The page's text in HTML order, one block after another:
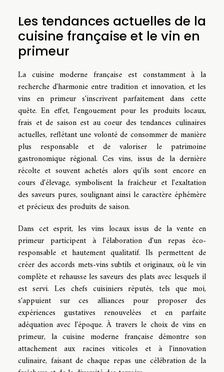
Les tendances actuelles de la
cuisine française et le vin en
primeur
La cuisine moderne française est constamment à la
recherche d'harmonie entre tradition et innovation, et les
vins en primeur s'inscrivent parfaitement dans cette
quête. En effet, l'engouement pour les produits locaux,
frais et de saison est au coeur des tendances culinaires
actuelles, reflétant une volonté de consommer de manière
plus responsable et de valoriser le patrimoine
gastronomique régional. Ces vins, issus de la dernière
récolte et souvent achetés alors qu'ils sont encore en
cours d'élevage, symbolisent la fraîcheur et l'exaltation
des saveurs pures, soulignant ainsi le caractère éphémère
et précieux des produits de saison.
Dans cet esprit, les vins locaux issus de la vente en
primeur participent à l'élaboration d'un repas éco-
responsable et hautement qualitatif. Ils permettent de
créer des accords mets-vins subtils et originaux, où le vin
complète et rehausse les saveurs des plats avec lesquels il
est servi. Les chefs cuisiniers réputés, tels que moi,
s'appuient sur ces alliances pour proposer des
expériences gustatives renouvelées et en parfaite
adéquation avec l'époque. À travers le choix de vins en
primeur, la cuisine moderne française démontre son
attachement aux racines viticoles et à l'innovation
culinaire, faisant de chaque repas une célébration de la